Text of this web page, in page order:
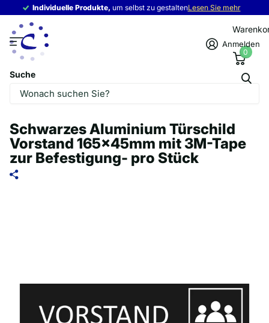
Individuelle Produkte, um selbst zu gestaltenLesen Sie mehr
Individuelle Produkte,
Suche
Anmelden
0
Schwarzes Aluminium Türschild
Vorstand 165x45mm mit 3M-Tape
zur Befestigung- pro Stück